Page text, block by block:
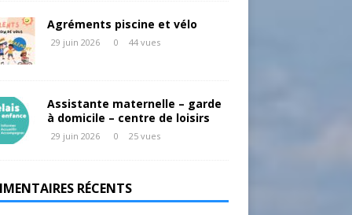
Agréments piscine et vélo
29 juin 2026 0 44 vues
Assistante maternelle – garde
à domicile – centre de loisirs
29 juin 2026 0 25 vues
RÉCENTS